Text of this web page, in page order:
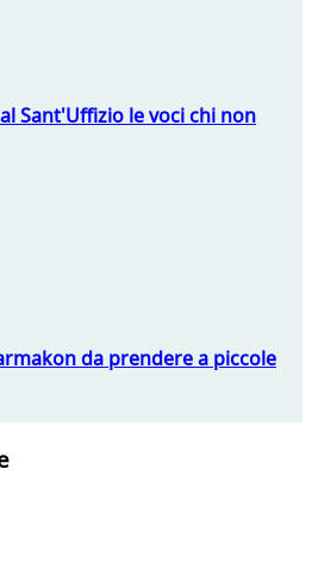
Sant'Uffizio le voci chi non
da prendere a piccole